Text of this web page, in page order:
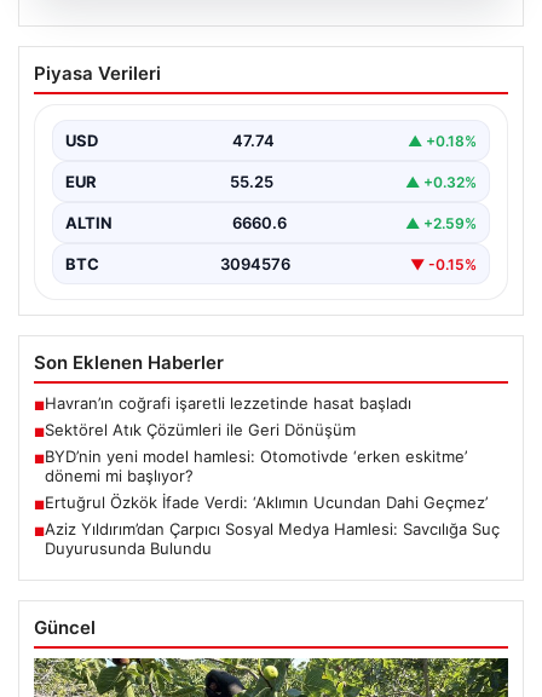
08.08.2026
Sektörel Atık Çözümleri ile Geri
Dönüşüm
altyapı sistemlerini sürekli aralıklarla değiştirmektedir.
Bu güncelleme süreçlerinde…
Piyasa Verileri
USD 47.74 ▲ +0.18%
EUR 55.25 ▲ +0.32%
ALTIN 6660.6 ▲ +2.59%
BTC 3094576 ▼ -0.15%
Son Eklenen Haberler
■Havran’ın coğrafi işaretli lezzetinde hasat başladı
■Sektörel Atık Çözümleri ile Geri Dönüşüm
■BYD’nin yeni model hamlesi: Otomotivde ‘erken eskitme’
dönemi mi başlıyor?
■Ertuğrul Özkök İfade Verdi: ‘Aklımın Ucundan Dahi Geçmez’
■Aziz Yıldırım’dan Çarpıcı Sosyal Medya Hamlesi: Savcılığa Suç
Duyurusunda Bulundu
Güncel